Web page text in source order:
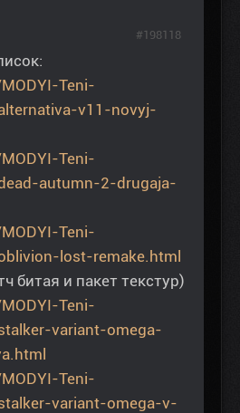
Teni-
v11-novyj-
Teni-
autumn-2-drugaja-
Teni-
lost-remake.html
битая и пакет текстур)
Teni-
variant-omega-
Teni-
variant-omega-v-
#198118